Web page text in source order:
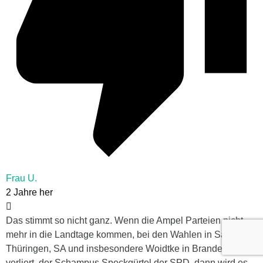
Frau U.
2 Jahre her
Das stimmt so nicht ganz. Wenn die Ampel Parteien nicht
mehr in die Landtage kommen, bei den Wahlen in Sachsen,
Thüringen, SA und insbesondere Woidtke in Brandenburg